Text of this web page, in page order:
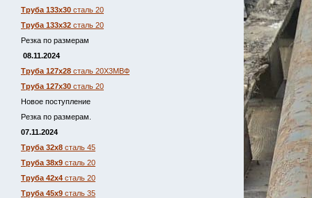
Труба 133х30 сталь 20
Труба 133х32 сталь 20
Резка по размерам
08.11.2024
Труба 127х28 сталь 20Х3МВФ
Труба 127х30 сталь 20
Новое поступление
Резка по размерам.
07.11.2024
Труба 32х8 сталь 45
Труба 38х9 сталь 20
Труба 42х4 сталь 20
Труба 45х9 сталь 35